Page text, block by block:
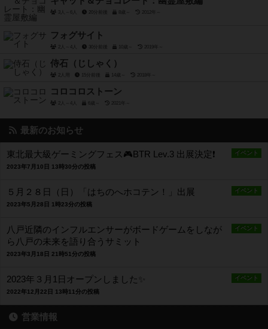
20分前後 2012年～
フォグサイト
2人～4人 30分前後 2019年～
侍石（じしゃく）
2人用 15分前後 2018年～
コロコロストーン
2人～4人 2021年～
最新のお知らせ
イベント
東北最大級ゲーミングフェス🎮BTR Lev.3 出展決定❗️
2023年7月10日 13時30分の投稿
イベント
５月２８日（日）「はちのへホコテン！」出展
2023年5月28日 1時23分の投稿
イベント
八戸近隣のインフルエンサーがボードゲームをしなが
ら八戸の未来を語り合うサミット
2023年3月18日 21時51分の投稿
イベント
2023年３月1日オープンしました✨
2022年12月22日 13時11分の投稿
営業情報